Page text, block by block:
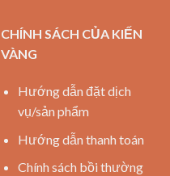
CHÍNH SÁCH CỦA KIẾN
VÀNG
Hướng dẫn đặt dịch
vụ/sản phẩm
Hướng dẫn thanh toán
Chính sách bồi thường